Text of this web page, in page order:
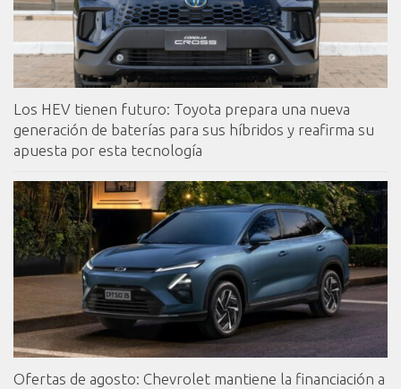
Los HEV tienen futuro: Toyota prepara una nueva
generación de baterías para sus híbridos y reafirma su
apuesta por esta tecnología
Ofertas de agosto: Chevrolet mantiene la financiación a